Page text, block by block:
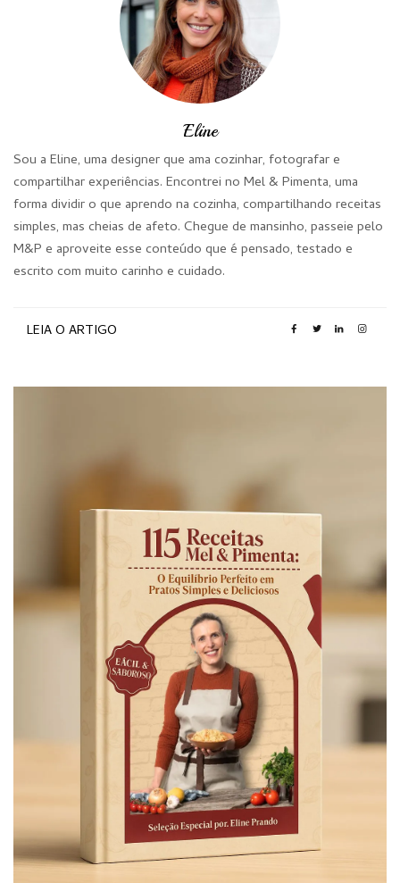
Eline
Sou a Eline, uma designer que ama cozinhar, fotografar e
compartilhar experiências. Encontrei no Mel & Pimenta, uma
forma dividir o que aprendo na cozinha, compartilhando receitas
simples, mas cheias de afeto. Chegue de mansinho, passeie pelo
M&P e aproveite esse conteúdo que é pensado, testado e
escrito com muito carinho e cuidado.
LEIA O ARTIGO